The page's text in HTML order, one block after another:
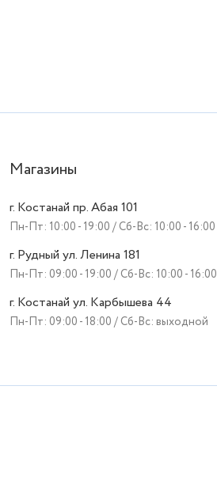
Магазины
г. Костанай пр. Абая 101
Пн-Пт: 10:00 - 19:00 / Сб-Вс: 10:00 - 16:00
г. Рудный ул. Ленина 181
Пн-Пт: 09:00 - 19:00 / Сб-Вс: 10:00 - 16:00
г. Костанай ул. Карбышева 44
Пн-Пт: 09:00 - 18:00 / Сб-Вс: выходной